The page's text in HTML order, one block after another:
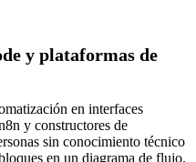
y plataformas de
en interfaces
y constructores de
sin conocimiento técnico
en un diagrama de flujo.